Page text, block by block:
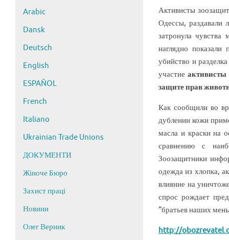
Активисты
Одессы, раздавали
затронула чувства
наглядно
убийство и
участиеактивисты
защите прав
Как сообщили во
дублении кожи
масла и краски на
сравнению с
Зоозащитники
одежда из хлопка,
влияние на
спрос рождает
“братьев наших
http://
Arabic
Dansk
Deutsch
English
ESPAÑOL
French
Italiano
Ukrainian Trade Unions
ДОКУМЕНТИ
Жіноче Бюро
Захист праці
Новини
Олег Верник